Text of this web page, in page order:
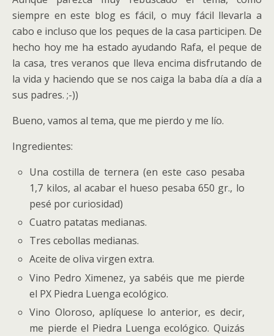
siempre en este blog es fácil, o muy fácil llevarla a
cabo e incluso que los peques de la casa participen. De
hecho hoy me ha estado ayudando Rafa, el peque de
la casa, tres veranos que lleva encima disfrutando de
la vida y haciendo que se nos caiga la baba día a día a
sus padres. ;-))
Bueno, vamos al tema, que me pierdo y me lío.
Ingredientes:
Una costilla de ternera (en este caso pesaba
1,7 kilos, al acabar el hueso pesaba 650 gr., lo
pesé por curiosidad)
Cuatro patatas medianas.
Tres cebollas medianas.
Aceite de oliva virgen extra.
Vino Pedro Ximenez, ya sabéis que me pierde
el PX Piedra Luenga ecológico.
Vino Oloroso, aplíquese lo anterior, es decir,
me pierde el Piedra Luenga ecológico. Quizás